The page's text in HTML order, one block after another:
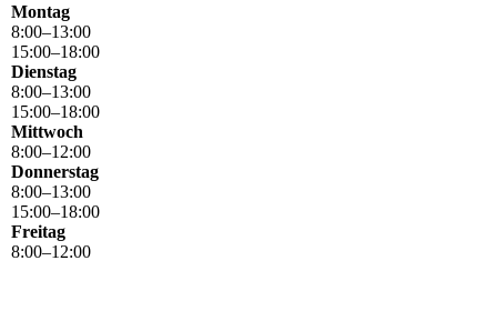
Montag
8:00–13:00
15:00–18:00
Dienstag
8:00–13:00
15:00–18:00
Mittwoch
8:00–12:00
Donnerstag
8:00–13:00
15:00–18:00
Freitag
8:00–12:00